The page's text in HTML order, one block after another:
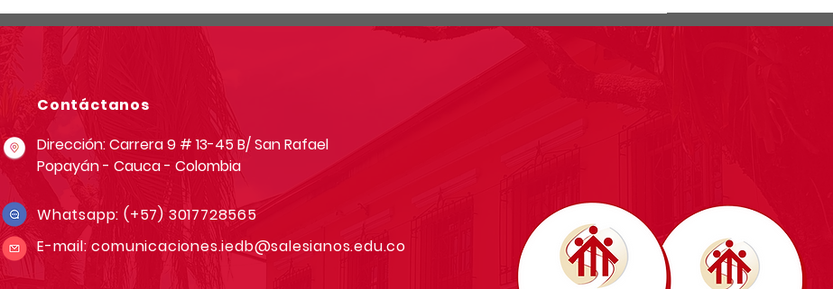
secundaria junio 12 de 2026
simulacro pruebas saber
Contáctanos
Dirección: Carrera 9 # 13-45 B/ San Rafael
Popayán - Cauca - Colombia
Whatsapp:(+57) 3017728565
E-mail:comunicaciones.iedb@salesianos.edu.co